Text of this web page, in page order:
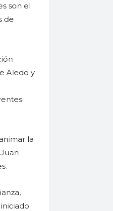
son el
de
Aledo y
la